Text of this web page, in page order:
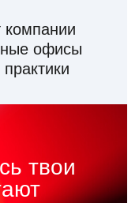
компании
офисы
твои